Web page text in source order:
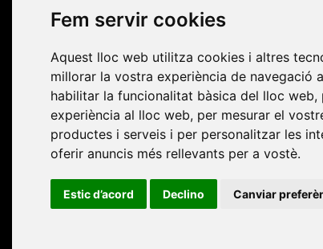
Fem servir cookies
Aquest lloc web utilitza cookies i altres
millorar la vostra experiència de navegació
habilitar la funcionalitat bàsica del lloc web,
experiència al lloc web, per mesurar el
productes i serveis i per personalitzar les
oferir anuncis més rellevants per a vostè.
Estic d’acord Declino Canviar